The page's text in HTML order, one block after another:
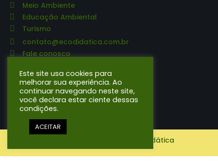
Meio Ambiente
Educação Ambiental
Turismo
contato@ecodidatica.com.br
Fale conosco
Editora Ecodidática
O que publicamos
© Copyright 2021-2026 | Ecodidática
Este site usa cookies para
melhorar sua experiência. Ao
continuar navegando neste site,
você declara estar ciente dessas
condições.
ACEITAR